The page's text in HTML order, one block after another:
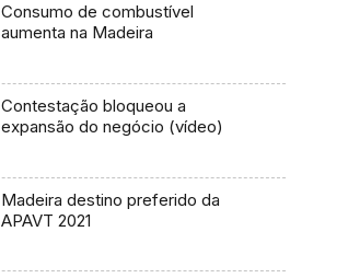
Consumo de combustível
aumenta na Madeira
Contestação bloqueou a
expansão do negócio (vídeo)
Madeira destino preferido da
APAVT 2021